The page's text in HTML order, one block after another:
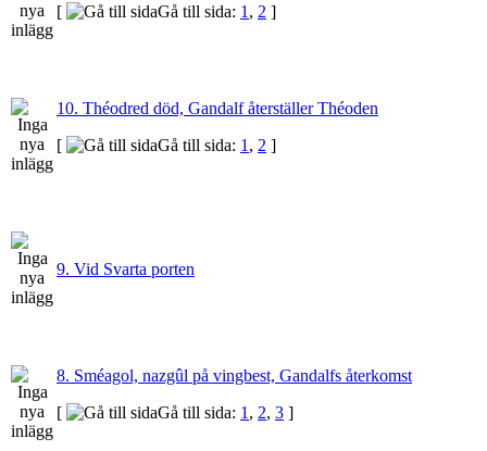
[
Gå till sida: 1 , 2 ]
10. Théodred död, Gandalf återställer Théoden
[
Gå till sida: 1 , 2 ]
9. Vid Svarta porten
8. Sméagol, nazgûl på vingbest, Gandalfs återkomst
[
Gå till sida: 1 , 2, 3 ]